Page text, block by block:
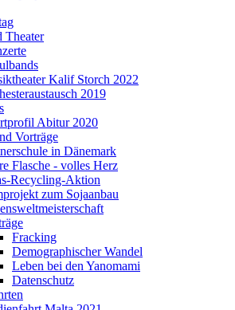
Theater
Kalif Storch 2022
2019
Abitur 2020
Vorträge
in Dänemark
Flasche - volles Herz
Recycling-Aktion
zum Sojaanbau
Fracking
Demographischer Wandel
Leben bei den Yanomami
Datenschutz